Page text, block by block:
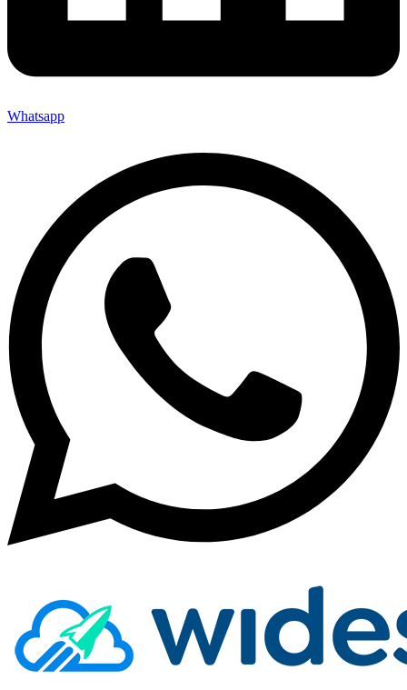
Whatsapp